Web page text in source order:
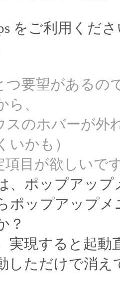
をご利用くだ
つ要望があるの
ら、
スのホバーが外
いかも）
項目が欲しいで
、ポップアッ
ポップアップ
？
実現すると起
しただけで消